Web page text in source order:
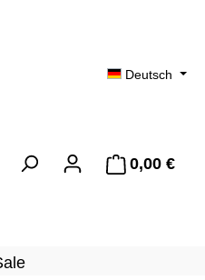
Deutsch
0,00 €